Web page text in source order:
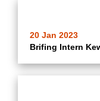
20 Jan 2023